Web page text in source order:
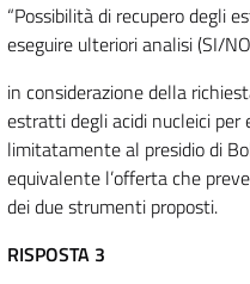
“Possibilità di recupero degli
eseguire ulteriori analisi (SI/
in considerazione della
estratti degli acidi nucleici per
limitatamente al presidio di
equivalente l’offerta che
dei due strumenti proposti.
RISPOSTA 3